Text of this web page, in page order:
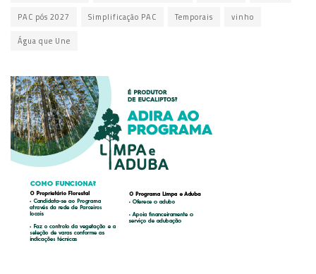
PAC pós 2027 Simplificação PAC Temporais vinho
Água que Une